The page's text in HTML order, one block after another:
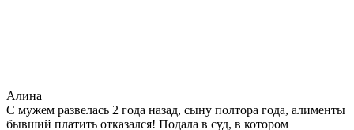
Алина
С мужем развелась 2 года назад, сыну полтора года, алименты
бывший платить отказался! Подала в суд, в котором